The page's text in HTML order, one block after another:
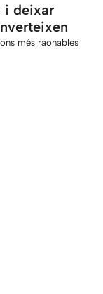
i deixar
més raonables